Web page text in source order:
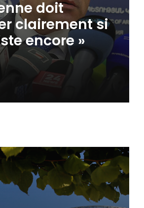
doit
clairement si
encore »